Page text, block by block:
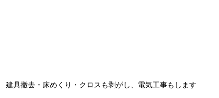
建具撤去・床めくり・クロスも剥がし、電気工事もします